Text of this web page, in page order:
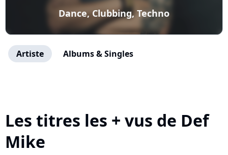
Dance, Clubbing, Techno
Artiste Albums & Singles
Les titres les + vus de Def
Mike